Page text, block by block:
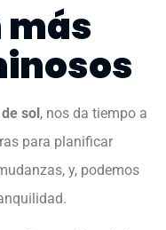
más
sol, nos da tiempo a
para planificar
y, podemos